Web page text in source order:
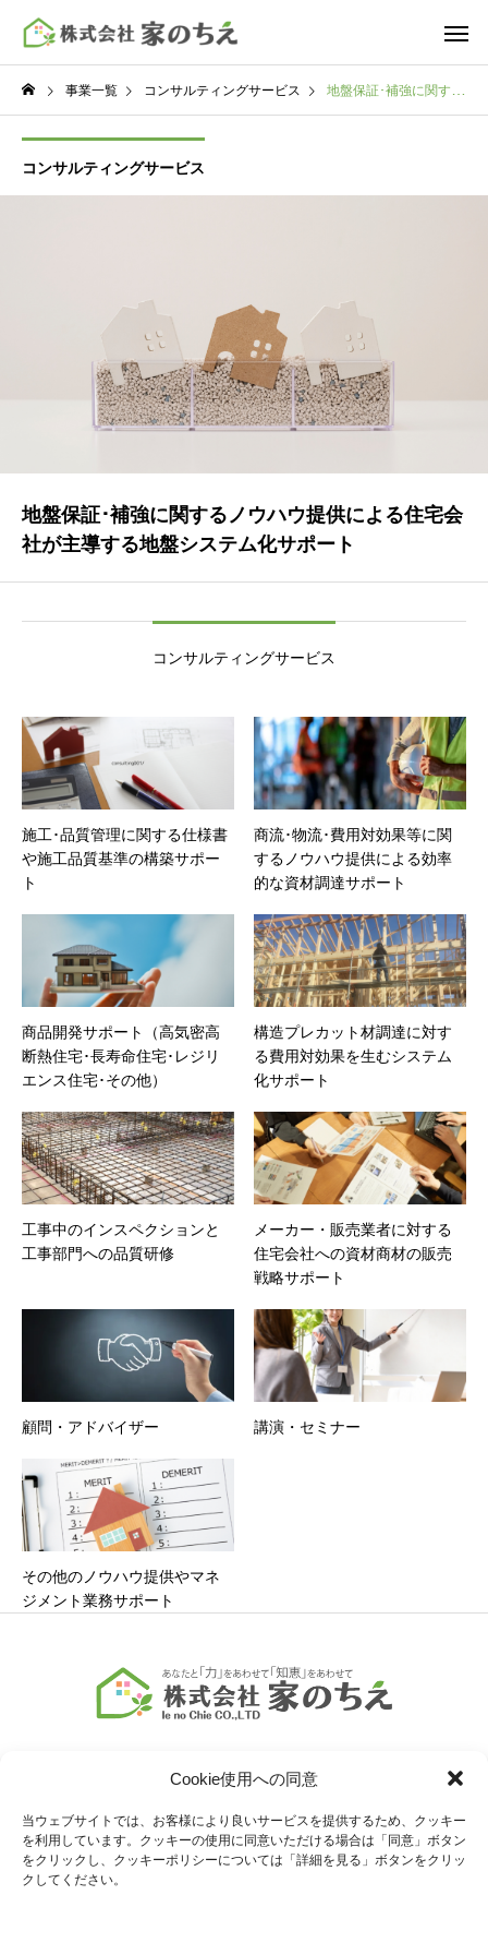
Cookie使用への同意
当ウェブサイトでは、お客様により良いサービスを提供するため、クッキー
を利用しています。クッキーの使用に同意いただける場合は「同意」ボタン
をクリックし、クッキーポリシーについては「詳細を見る」ボタンをクリッ
クしてください。
事業一覧 コンサルティングサービス 地盤保証･補強に関するノウハウ提供による住宅会社が主導する地盤システム化サポート
コンサルティングサービス
地盤保証･補強に関するノウハウ提供による住宅会
社が主導する地盤システム化サポート
コンサルティングサービス
施工･品質管理に関する仕様書
や施工品質基準の構築サポー
ト
商流･物流･費用対効果等に関
するノウハウ提供による効率
的な資材調達サポート
商品開発サポート（高気密高
断熱住宅･長寿命住宅･レジリ
エンス住宅･その他）
構造プレカット材調達に対す
る費用対効果を生むシステム
化サポート
工事中のインスペクションと
工事部門への品質研修
メーカー・販売業者に対する
住宅会社への資材商材の販売
戦略サポート
顧問・アドバイザー 講演・セミナー
その他のノウハウ提供やマネ
ジメント業務サポート
COMPANY
会社情報
SERVICE